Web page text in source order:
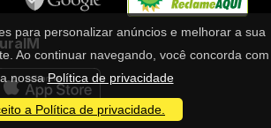
para personalizar anúncios e melhorar a sua
Ao continuar navegando, você concorda com
a nossaPolítica de privacidade
a Política de privacidade.